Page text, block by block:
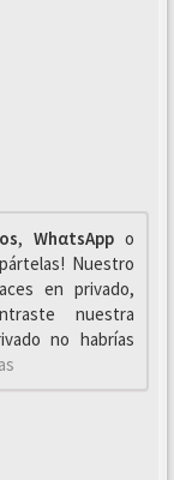
, WhαtsAppo
Nuestro
en privado,
nuestra
no habrías